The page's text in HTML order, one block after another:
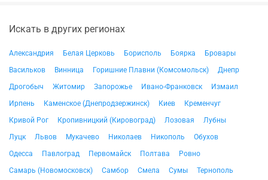
Искать в других регионах
Александрия Белая Церковь Борисполь Боярка
Бровары
Васильков
Винница Горишние Плавни (Комсомольск)
Днепр
Дрогобыч
Житомир Запорожье Ивано-Франковск
Измаил
Ирпень
Каменское (Днепродзержинск) Киев
Кременчуг
Кривой Рог
Кропивницкий (Кировоград) Лозовая
Лубны
Луцк
Львов Мукачево Николаев Никополь
Обухов
Одесса
Павлоград Первомайск Полтава
Ровно
Самарь (Новомосковск)
Самбор Смела Сумы
Тернополь